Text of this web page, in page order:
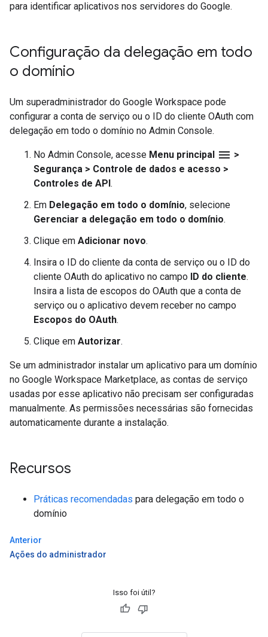
para identificar aplicativos nos servidores do Google.
Configuração da delegação em todo
o domínio
Um superadministrador do Google Workspace pode
configurar a conta de serviço ou o ID do cliente OAuth com
delegação em todo o domínio no Admin Console.
No Admin Console, acesse Menu principal menu >
Segurança > Controle de dados e acesso >
Controles de API.
Em Delegação em todo o domínio, selecione
Gerenciar a delegação em todo o domínio.
Clique em Adicionar novo.
Insira o ID do cliente da conta de serviço ou o ID do
cliente OAuth do aplicativo no campo ID do cliente.
Insira a lista de escopos do OAuth que a conta de
serviço ou o aplicativo devem receber no campo
Escopos do OAuth.
Clique em Autorizar.
Se um administrador instalar um aplicativo para um domínio
no Google Workspace Marketplace, as contas de serviço
usadas por esse aplicativo não precisam ser configuradas
manualmente. As permissões necessárias são fornecidas
automaticamente durante a instalação.
Recursos
Práticas recomendadas para delegação em todo o
domínio
Anterior
Ações do administrador
Isso foi útil?